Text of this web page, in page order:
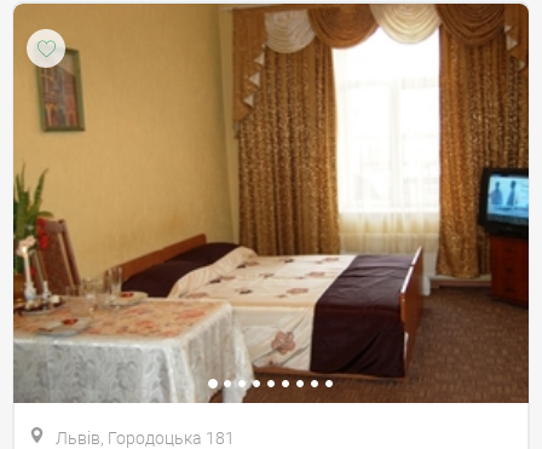
Львів, Городоцька 181